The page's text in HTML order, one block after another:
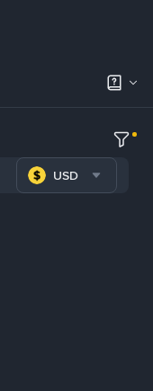
USD